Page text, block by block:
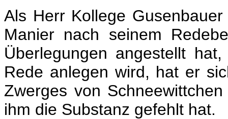
Als Herr Kollege
Manier nach seinem
Überlegungen angestellt
Rede anlegen wird, hat er
Zwerges von
ihm die Substanz gefehlt hat.